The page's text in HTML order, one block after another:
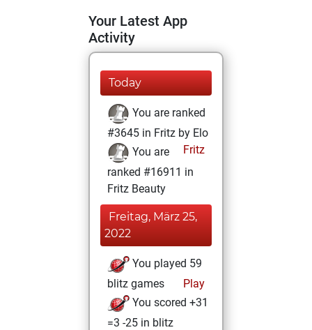
Your Latest App
Activity
Today
You are ranked
#3645 in Fritz by Elo
Fritz
You are
ranked #16911 in
Fritz Beauty
Freitag, März 25,
2022
You played 59
blitz games
Play
You scored +31
=3 -25 in blitz